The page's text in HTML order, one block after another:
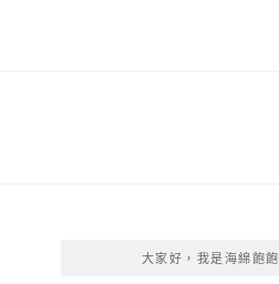
大家好，我是海綿飽飽